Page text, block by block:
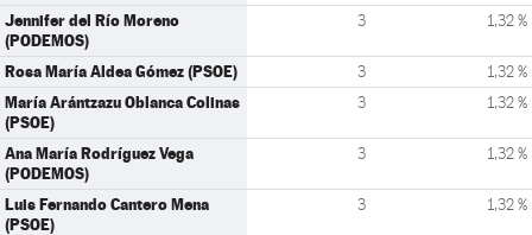
Jennifer del Río Moreno
(PODEMOS)
3 1,32 %
Rosa María Aldea Gómez (PSOE) 3 1,32 %
María Arántzazu Oblanca Colinas
(PSOE)
3 1,32 %
Ana María Rodríguez Vega
(PODEMOS)
3 1,32 %
Luis Fernando Cantero Mena
(PSOE)
3 1,32 %